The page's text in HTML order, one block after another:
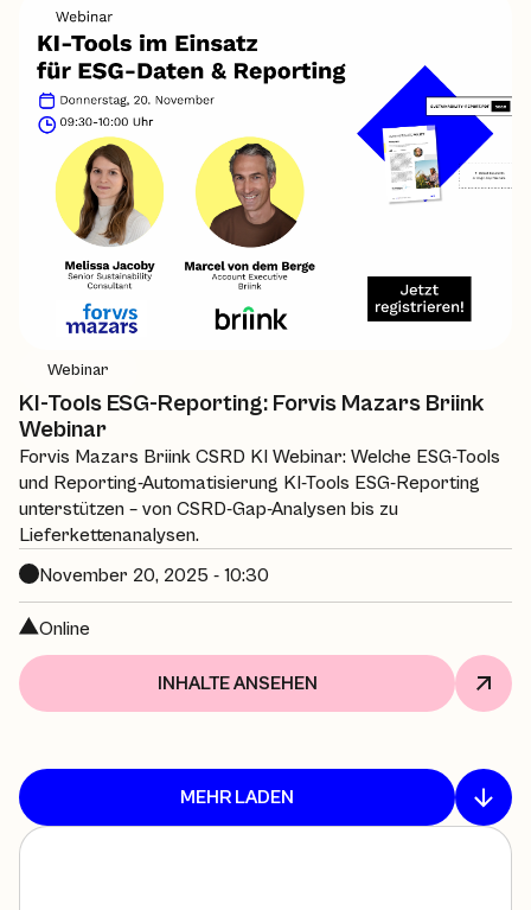
Webinar
KI-Tools ESG-Reporting: Forvis Mazars Briink
Webinar
Forvis Mazars Briink CSRD KI Webinar: Welche ESG-Tools
und Reporting-Automatisierung KI-Tools ESG-Reporting
unterstützen – von CSRD-Gap-Analysen bis zu
Lieferkettenanalysen.
November 20, 2025 - 10:30
Online
INHALTE ANSEHEN
MEHR LADEN